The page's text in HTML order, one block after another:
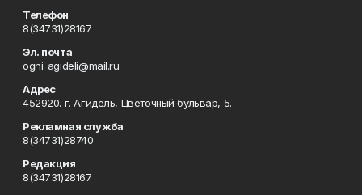
Телефон
8(34731)28167
Эл. почта
ogni_agideli@mail.ru
Адрес
452920. г. Агидель, Цветочный бульвар, 5.
Рекламная служба
8(34731)28740
Редакция
8(34731)28167